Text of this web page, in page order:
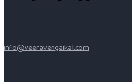
info@veeravengaikal.com